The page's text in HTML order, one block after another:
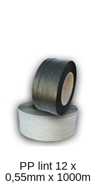
PP lint 12 x
0,55mm x 1000m